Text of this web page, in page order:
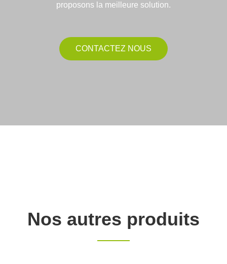
proposons la meilleure solution.
CONTACTEZ NOUS
Nos autres produits